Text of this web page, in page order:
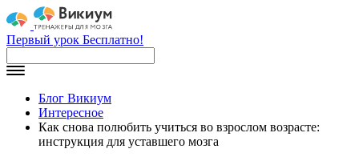
Первый урок Бесплатно!
Блог Викиум
Интересное
Как снова полюбить учиться во взрослом возрасте:
инструкция для уставшего мозга